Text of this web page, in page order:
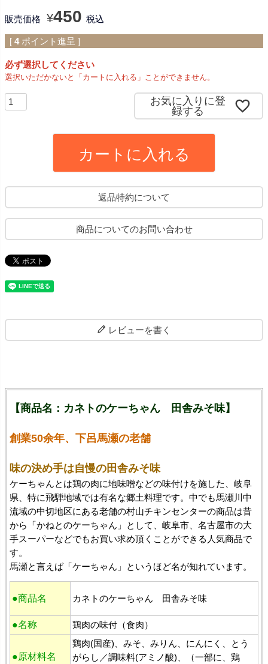
販売価格 ¥450 税込
[ 4 ポイント進呈 ]
必ず選択してください
選択いただかないと「カートに入れる」ことができません。
お気に入りに登
録する
カートに入れる
返品特約について
商品についてのお問い合わせ
レビューを書く
【商品名：カネトのケーちゃん 田舎みそ味】
創業50余年、下呂馬瀬の老舗
味の決め手は自慢の田舎みそ味
ケーちゃんとは鶏の肉に地味噌などの味付けを施した、岐阜
県、特に飛騨地域では有名な郷土料理です。中でも馬瀬川中
流域の中切地区にある老舗の村山チキンセンターの商品は昔
から「かねとのケーちゃん」として、岐阜市、名古屋市の大
手スーパーなどでもお買い求め頂くことができる人気商品で
す。
馬瀬と言えば「ケーちゃん」というほど名が知れています。
●商品名 カネトのケーちゃん 田舎みそ味
●名称 鶏肉の味付（食肉）
●原材料名
鶏肉(国産)、みそ、みりん、にんにく、とう
がらし／調味料(アミノ酸)、（一部に、鶏